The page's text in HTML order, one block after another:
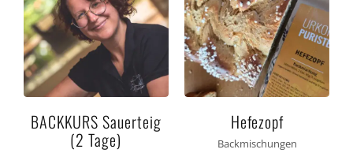
BACKKURS Sauerteig
(2 Tage)
Hefezopf
Backmischungen